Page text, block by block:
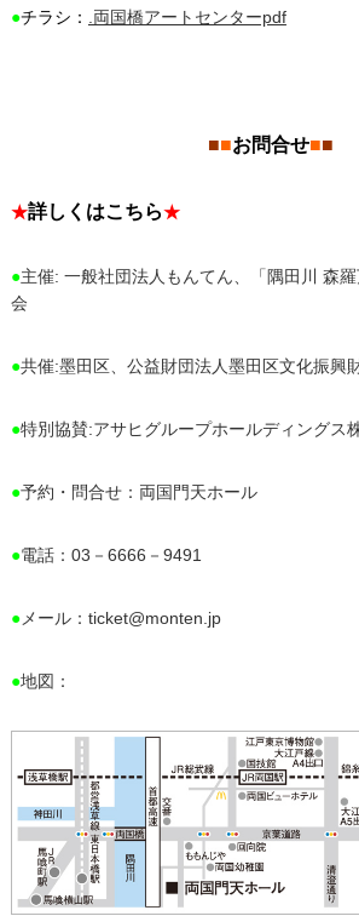
●チラシ： .両国橋アートセンターpdf
■■お問合せ■■
★詳しくはこちら★
●主催: 一般社団法人もんてん、「隅田川 森
会
●共催:墨田区、公益財団法人墨田区文化振興
●特別協賛:アサヒグループホールディングス
●予約・問合せ：両国門天ホール
●電話：03－6666－9491
●メール：ticket@monten.jp
●地図：